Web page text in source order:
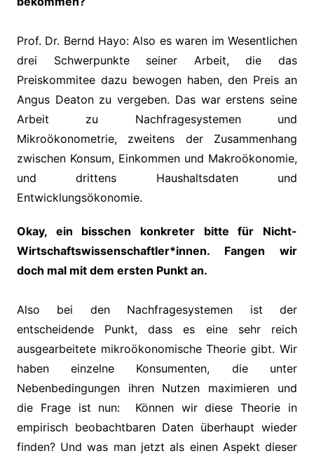
Prof. Dr. Bernd Hayo: Also es waren im Wesentlichen
drei Schwerpunkte seiner Arbeit, die das
Preiskommitee dazu bewogen haben, den Preis an
Angus Deaton zu vergeben. Das war erstens seine
Arbeit zu Nachfragesystemen und
Mikroökonometrie, zweitens der Zusammenhang
zwischen Konsum, Einkommen und Makroökonomie,
und drittens Haushaltsdaten und
Entwicklungsökonomie.
Okay, ein bisschen konkreter bitte für Nicht-
Wirtschaftswissenschaftler*innen. Fangen wir
doch mal mit dem ersten Punkt an.
Also bei den Nachfragesystemen ist der
entscheidende Punkt, dass es eine sehr reich
ausgearbeitete mikroökonomische Theorie gibt. Wir
haben einzelne Konsumenten, die unter
Nebenbedingungen ihren Nutzen maximieren und
die Frage ist nun: Können wir diese Theorie in
empirisch beobachtbaren Daten überhaupt wieder
finden? Und was man jetzt als einen Aspekt dieser